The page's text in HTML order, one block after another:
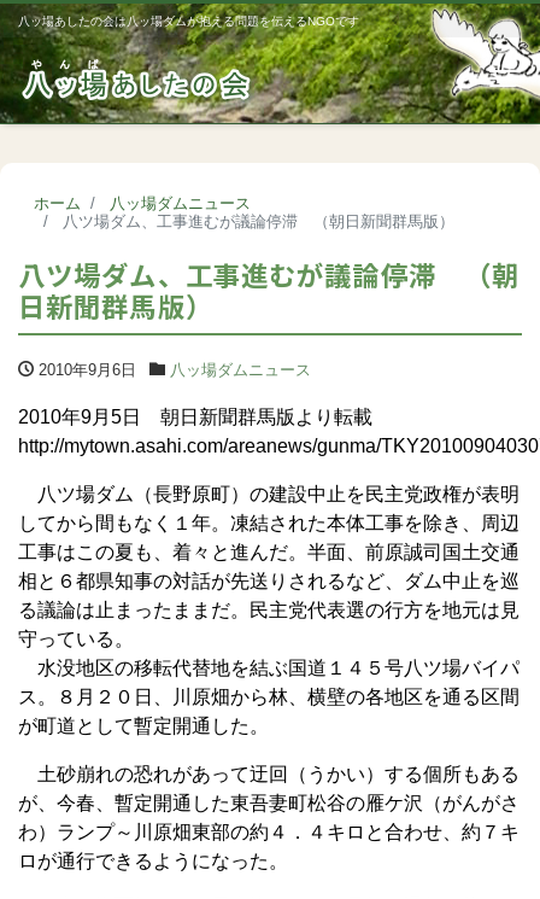
八ッ場あしたの会は八ッ場ダムが抱える問題を伝えるNGOです
ホーム
八ッ場ダムニュース
八ツ場ダム、工事進むが議論停滞 （朝日新聞群馬版）
八ツ場ダム、工事進むが議論停滞 （朝
日新聞群馬版）
2010年9月6日 八ッ場ダムニュース
2010年9月5日 朝日新聞群馬版より転載
http://mytown.asahi.com/areanews/gunma/
八ツ場ダム（長野原町）の建設中止を民主党政権が表明
してから間もなく１年。凍結された本体工事を除き、周辺
工事はこの夏も、着々と進んだ。半面、前原誠司国土交通
相と６都県知事の対話が先送りされるなど、ダム中止を巡
る議論は止まったままだ。民主党代表選の行方を地元は見
守っている。
水没地区の移転代替地を結ぶ国道１４５号八ツ場バイパ
ス。８月２０日、川原畑から林、横壁の各地区を通る区間
が町道として暫定開通した。
土砂崩れの恐れがあって迂回（うかい）する個所もある
が、今春、暫定開通した東吾妻町松谷の雁ケ沢（がんがさ
わ）ランプ～川原畑東部の約４．４キロと合わせ、約７キ
ロが通行できるようになった。